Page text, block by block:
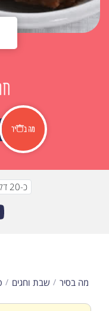
כ-20 דקות
מה בסיר שבת וחגים